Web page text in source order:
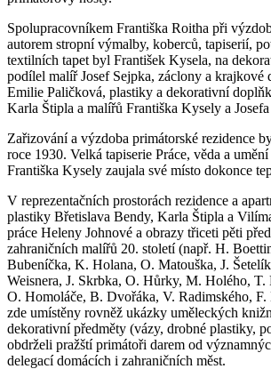
Spolupracovníkem Františka Roitha při
autorem stropní výmalby, koberců, tapiserií,
textilních tapet byl František Kysela, na
podílel malíř Josef Sejpka, záclony a
Emilie Paličková, plastiky a dekorativní
Karla Štipla a malířů Františka Kysely a
Zařizování a výzdoba primátorské rezidence
roce 1930. Velká tapiserie Práce, věda a
Františka Kysely zaujala své místo dokonce
V reprezentačních prostorách rezidence a
plastiky Břetislava Bendy, Karla Štipla a
práce Heleny Johnové a obrazy třiceti pěti
zahraničních malířů 20. století (např. H.
Bubeníčka, K. Holana, O. Matouška, J.
Weisnera, J. Skrbka, O. Hůrky, M. Holého, T.
O. Homoláče, B. Dvořáka, V. Radimského, F.
zde umístěny rovněž ukázky uměleckých
dekorativní předměty (vázy, drobné plastiky,
obdrželi pražští primátoři darem od
delegací domácích i zahraničních měst.